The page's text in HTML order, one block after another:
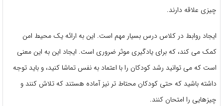
چیزی علاقه دارند.
ایجاد روابط در کلاس درس بسیار مهم است. این به ارائه یک محیط امن
کمک می کند، که برای یادگیری موثر ضروری است. ایجاد این به این معنی
است که می توانید رشد کودکان را با اعتماد به نفس تماشا کنید، و باید توجه
داشته باشید که حتی کودکان محتاط تر نیز آماده هستند که تلاش کنند و
چیزهایی را امتحان کنند.